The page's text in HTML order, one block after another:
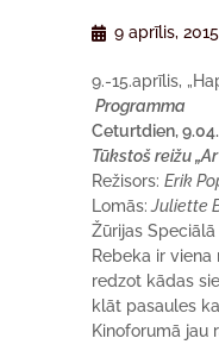
9 aprīlis, 2015
9.-15.aprīlis,
Programma
Ceturtdien,
Tūkstoš reižu
Režisors:Erik
Lomās: Juliette
Žūrijas
Rebeka ir
redzot kādas
klāt pasaules
Kinoforumā jau